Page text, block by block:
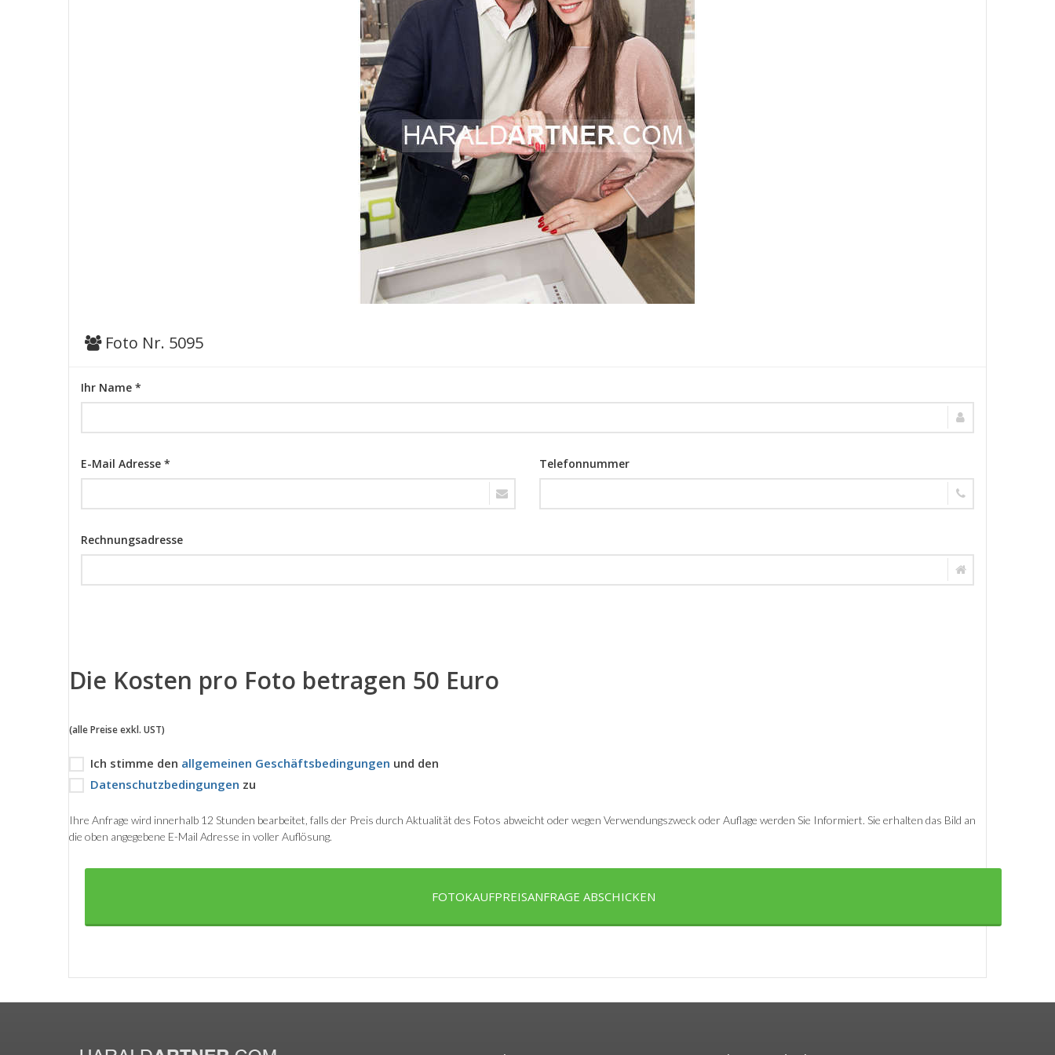
Foto Nr. 5095
Ihr Name *
E-Mail Adresse * Telefonnummer
Rechnungsadresse
Die Kosten pro Foto betragen 50 Euro
(alle Preise exkl. UST)
Ich stimme den allgemeinen Geschäftsbedingungen und den
Datenschutzbedingungen zu
Ihre Anfrage wird innerhalb 12 Stunden bearbeitet, falls der Preis durch Aktualität des Fotos abweicht oder wegen Verwendungszweck oder Auflage werden Sie Informiert. Sie erhalten das Bild an
die oben angegebene E-Mail Adresse in voller Auflösung.
FOTOKAUFPREISANFRAGE ABSCHICKEN